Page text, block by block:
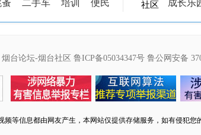
蚤
二手车 培训 便民 社区
成长乐
烟台论坛-烟台社区 鲁ICP备05034347号 鲁公网安备
等信息都由网友产生，本网站仅提供存储服务，如有侵犯您